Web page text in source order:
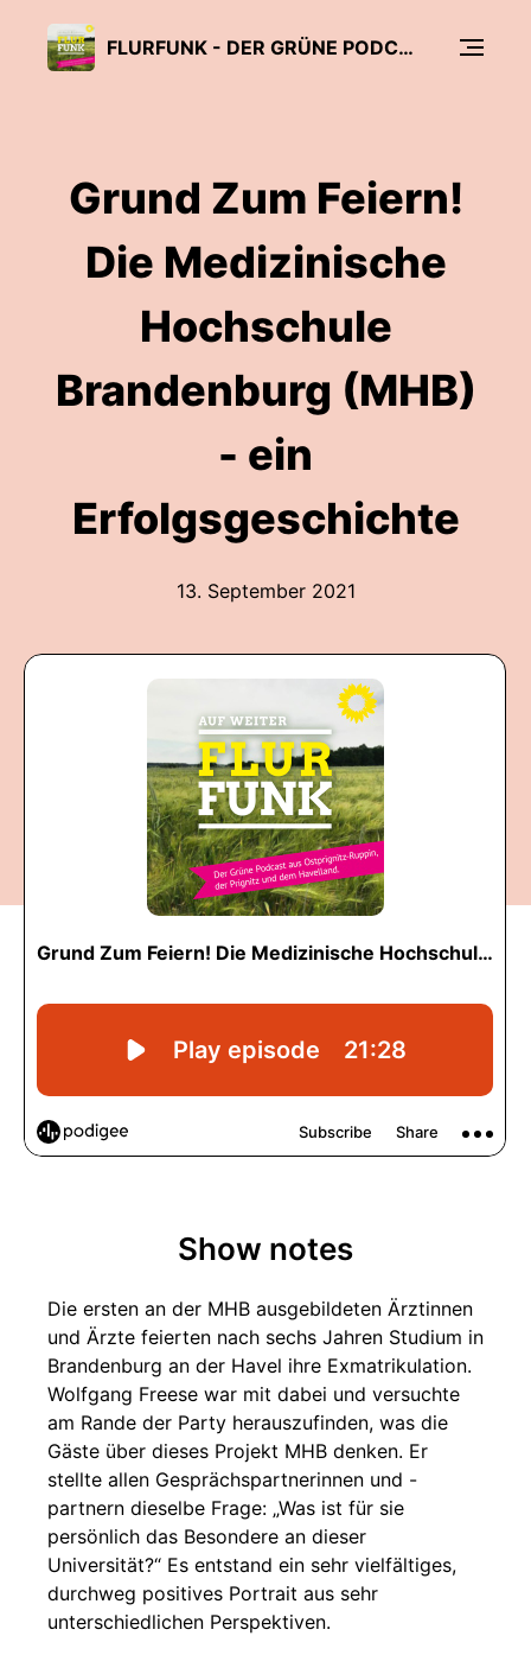
FLURFUNK - DER GRÜNE PODCAST AUS OSTPRIGNITZ-RUPPIN, DER PRIGNITZ UND DEM HAVELLAND
Grund Zum Feiern!
Die Medizinische
Hochschule
Brandenburg (MHB)
- ein
Erfolgsgeschichte
13. September 2021
Show notes
Die ersten an der MHB ausgebildeten Ärztinnen
und Ärzte feierten nach sechs Jahren Studium in
Brandenburg an der Havel ihre Exmatrikulation.
Wolfgang Freese war mit dabei und versuchte
am Rande der Party herauszufinden, was die
Gäste über dieses Projekt MHB denken. Er
stellte allen Gesprächspartnerinnen und -
partnern dieselbe Frage: „Was ist für sie
persönlich das Besondere an dieser
Universität?“ Es entstand ein sehr vielfältiges,
durchweg positives Portrait aus sehr
unterschiedlichen Perspektiven.